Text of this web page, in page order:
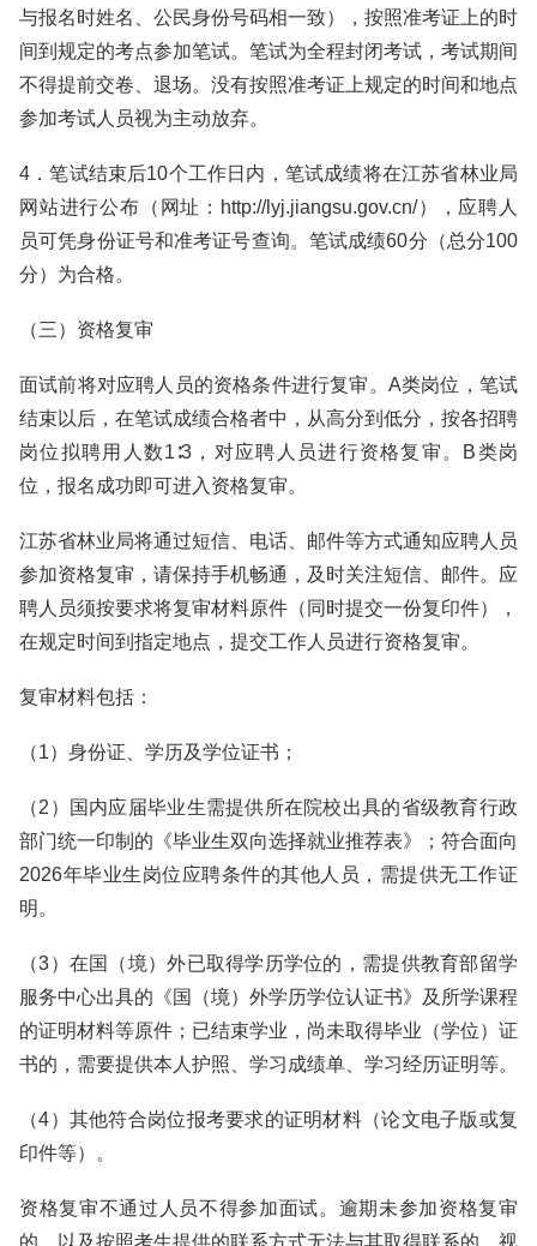
与报名时姓名、公民身份号码相一致），按照准考证上的时
间到规定的考点参加笔试。笔试为全程封闭考试，考试期间
不得提前交卷、退场。没有按照准考证上规定的时间和地点
参加考试人员视为主动放弃。
4．笔试结束后10个工作日内，笔试成绩将在江苏省林业局
网站进行公布（网址：http://lyj.jiangsu.gov.cn/），应聘人
员可凭身份证号和准考证号查询。笔试成绩60分（总分100
分）为合格。
（三）资格复审
面试前将对应聘人员的资格条件进行复审。A类岗位，笔试
结束以后，在笔试成绩合格者中，从高分到低分，按各招聘
岗位拟聘用人数1∶3，对应聘人员进行资格复审。B类岗
位，报名成功即可进入资格复审。
江苏省林业局将通过短信、电话、邮件等方式通知应聘人员
参加资格复审，请保持手机畅通，及时关注短信、邮件。应
聘人员须按要求将复审材料原件（同时提交一份复印件），
在规定时间到指定地点，提交工作人员进行资格复审。
复审材料包括：
（1）身份证、学历及学位证书；
（2）国内应届毕业生需提供所在院校出具的省级教育行政
部门统一印制的《毕业生双向选择就业推荐表》；符合面向
2026年毕业生岗位应聘条件的其他人员，需提供无工作证
明。
（3）在国（境）外已取得学历学位的，需提供教育部留学
服务中心出具的《国（境）外学历学位认证书》及所学课程
的证明材料等原件；已结束学业，尚未取得毕业（学位）证
书的，需要提供本人护照、学习成绩单、学习经历证明等。
（4）其他符合岗位报考要求的证明材料（论文电子版或复
印件等）。
资格复审不通过人员不得参加面试。逾期未参加资格复审
的，以及按照考生提供的联系方式无法与其取得联系的，视